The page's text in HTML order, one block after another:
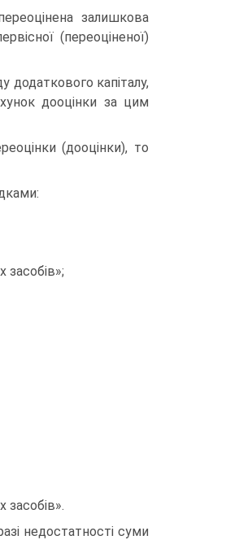
залишкова
(переоціненої)
додаткового капіталу,
дооцінки за цим
(дооцінки), то
засобів»;
засобів».
недостатності суми